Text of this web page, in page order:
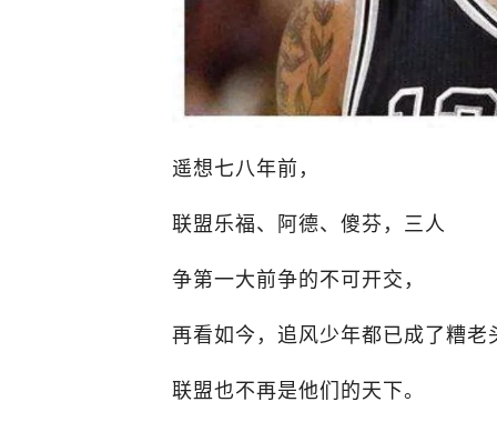
遥想七八年前，
联盟乐福、阿德、傻芬，三人
争第一大前争的不可开交，
再看如今，追风少年都已成了糟老
联盟也不再是他们的天下。